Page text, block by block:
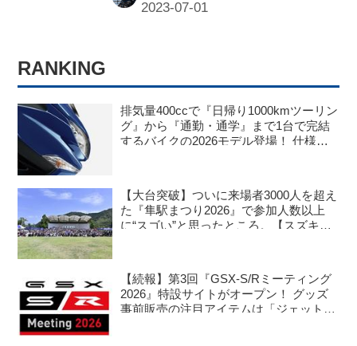
RANKING
排気量400ccで『日帰り1000kmツーリン
グ』から『通勤・通学』まで1台で完結
するバイクの2026モデル登場！ 仕様変
のバイク！ の新車ニュース】
【大台突破】ついに来場者3000人を超え
た『隼駅まつり2026』で参加人数以上
に“スゴい”と思ったところ。【スズキの
【続報】第3回『GSX-S/Rミーティング
2026』特設サイトがオープン！ グッズ
事前販売の注目アイテムは「ジェットス